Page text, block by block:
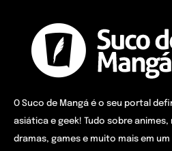
O Suco de Mangá é o seu portal
asiática e geek! Tudo sobre
dramas, games e muito mais em